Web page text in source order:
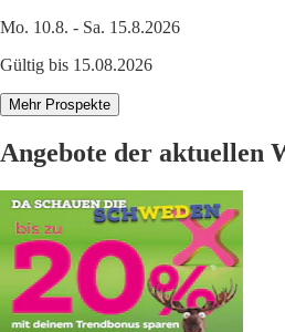
Mo. 10.8. - Sa. 15.8.2026
Gültig bis 15.08.2026
Mehr Prospekte
Angebote der aktuellen